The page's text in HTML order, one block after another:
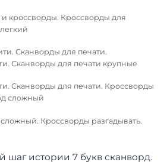
кроссворды. Кроссворды для
Сканворды для печати.
Сканворды для печати крупные
Сканворды для печати. Кроссворды
сложный
Кроссворды разгадывать.